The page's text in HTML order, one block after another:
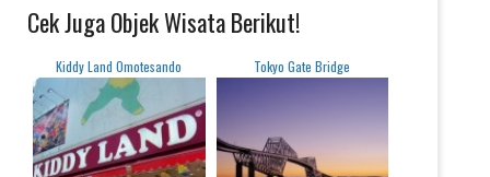
Cek Juga Objek Wisata Berikut!
Kiddy Land Omotesando Tokyo Gate Bridge